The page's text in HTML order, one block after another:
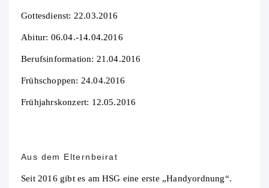
Gottesdienst: 22.03.2016
Abitur: 06.04.-14.04.2016
Berufsinformation: 21.04.2016
Frühschoppen: 24.04.2016
Frühjahrskonzert: 12.05.2016
Aus dem Elternbeirat
Seit 2016 gibt es am HSG eine erste „Handyordnung“.